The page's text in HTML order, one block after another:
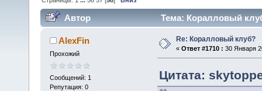
Автор Тема: Коралловый
AlexFin
Прохожий
Сообщений: 1
Репутация: 0
Re: Коралловый клуб?
« Ответ #1710 : 30 Января
Цитата: